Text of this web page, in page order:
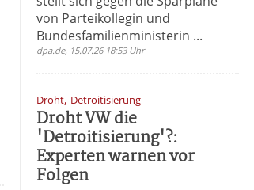
von Parteikollegin und
Bundesfamilienministerin ...
dpa.de, 15.07.26 18:53 Uhr
Droht, Detroitisierung
Droht VW die
'Detroitisierung'?:
Experten warnen vor
Folgen